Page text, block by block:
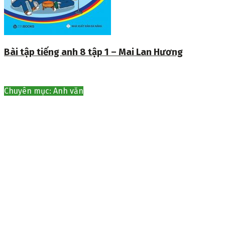
Bài tập tiếng anh 8 tập 1 – Mai Lan Hương
Chuyên mục: Anh văn